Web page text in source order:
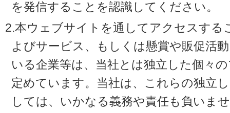
を発信することを認識してください。
2.本ウェブサイトを通してアクセスする
よびサービス、もしくは懸賞や販促活
いる企業等は、当社とは独立した個々
定めています。当社は、これらの独立
しては、いかなる義務や責任も負いま